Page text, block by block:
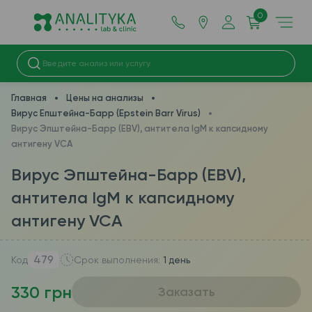
0
Главная
Цены на анализы
Вирус Епштейна-Барр (Epstein Barr Virus)
Вирус Эпштейна-Барр (EBV), антитела IgМ к капсидному
антигену VCA
Вирус Эпштейна-Барр (EBV),
антитела IgМ к капсидному
антигену VCA
Код 479 Срок выполнения: 1 день
330 грн Заказать